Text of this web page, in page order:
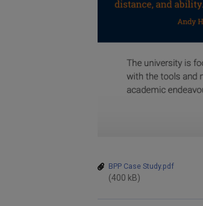
BPP Case Study.pdf
(400 kB)